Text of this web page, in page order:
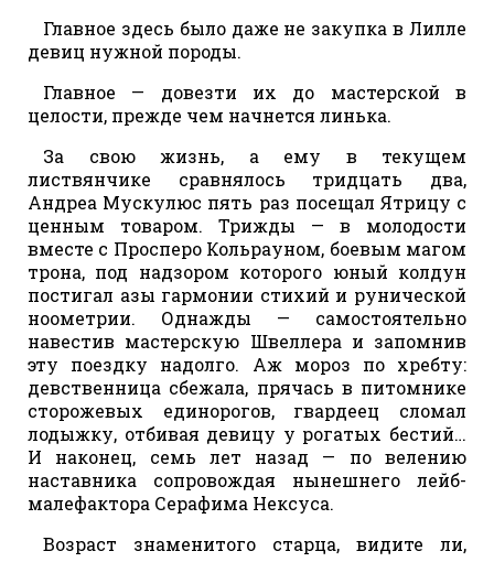
Главное здесь было даже не закупка в Лилле
девиц нужной породы.
Главное — довезти их до мастерской в
целости, прежде чем начнется линька.
За свою жизнь, а ему в текущем
листвянчике сравнялось тридцать два,
Андреа Мускулюс пять раз посещал Ятрицу с
ценным товаром. Трижды — в молодости
вместе с Просперо Кольрауном, боевым магом
трона, под надзором которого юный колдун
постигал азы гармонии стихий и рунической
ноометрии. Однажды — самостоятельно
навестив мастерскую Швеллера и запомнив
эту поездку надолго. Аж мороз по хребту:
девственница сбежала, прячась в питомнике
сторожевых единорогов, гвардеец сломал
лодыжку, отбивая девицу у рогатых бестий…
И наконец, семь лет назад — по велению
наставника сопровождая нынешнего лейб-
малефактора Серафима Нексуса.
Возраст знаменитого старца, видите ли,